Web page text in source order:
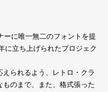
ーに唯一無二のフォントを提
に立ち上げられたプロジェク
られるよう、レトロ・クラ
のまで、また、格式張った